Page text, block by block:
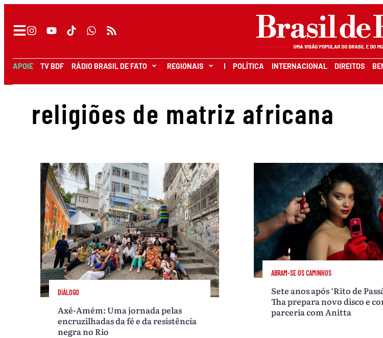
APOIE TV BDF RÁDIO BRASIL DE FATO REGIONAIS I POLÍTICA INTERNACIONAL DIREITOS
religiões de matriz africana
DIÁLOGO
Axé-Amém: Uma jornada pelas
encruzilhadas da fé e da resistência
negra no Rio
ABRAM-SE OS CAMINHOS
Sete anos após ‘Rito de
Tha prepara novo disco e
parceria com Anitta